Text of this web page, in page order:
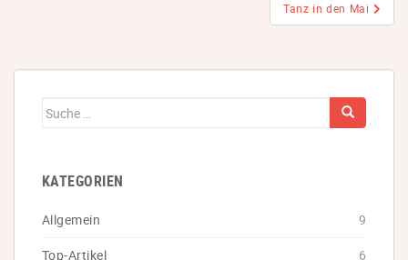
Tanz in den Mai
Suche
KATEGORIEN
Allgemein 9
Top-Artikel 6